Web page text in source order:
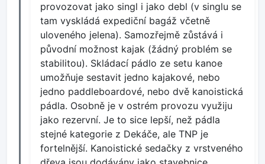
provozovat jako singl i jako debl (v singlu se
tam vyskládá expediční bagáž včetně
uloveného jelena). Samozřejmě zůstává i
původní možnost kajak (žádný problém se
stabilitou). Skládací pádlo ze setu kanoe
umožňuje sestavit jedno kajakové, nebo
jedno paddleboardové, nebo dvě kanoistická
pádla. Osobně je v ostrém provozu využiju
jako rezervní. Je to sice lepší, než pádla
stejné kategorie z Dekáče, ale TNP je
fortelnější. Kanoistické sedačky z vrstveného